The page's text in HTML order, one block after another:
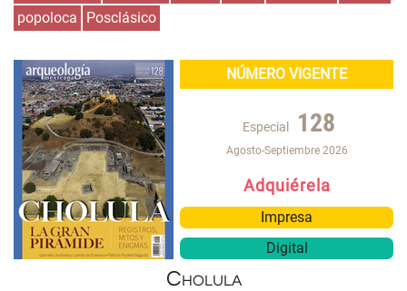
popoloca
Posclásico
NÚMERO VIGENTE
Especial 128
Agosto-Septiembre 2026
Adquiérela
Impresa
Digital
Cholula